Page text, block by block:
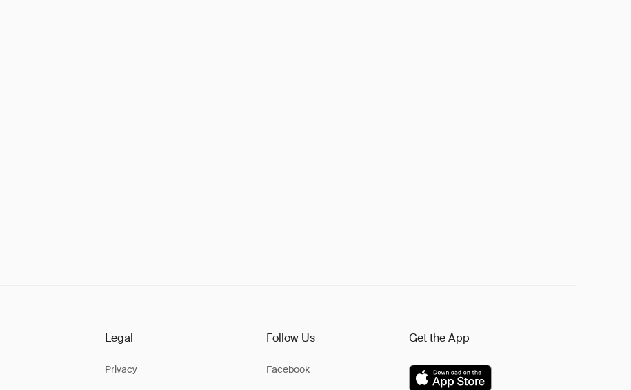
Legal
Privacy
Follow Us
Facebook
Get the App